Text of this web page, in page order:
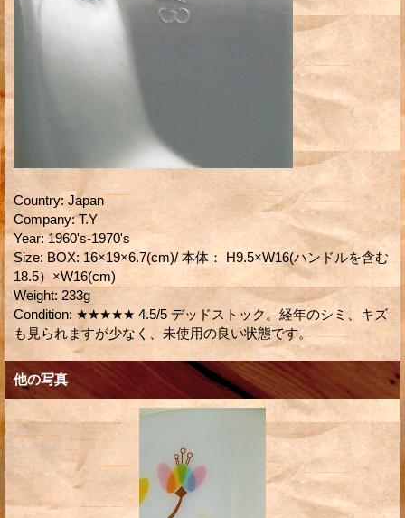
Country: Japan
Company: T.Y
Year: 1960's-1970's
Size: BOX: 16×19×6.7(cm)/ 本体： H9.5×W16(ハンドルを含む
18.5）×W16(cm)
Weight: 233g
Condition: ★★★★★ 4.5/5 デッドストック。経年のシミ、キズ
も見られますが少なく、未使用の良い状態です。
他の写真